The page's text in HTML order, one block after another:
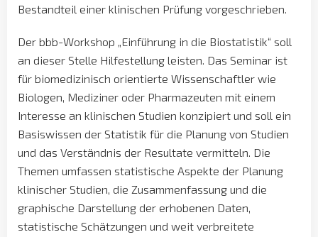
Bestandteil einer klinischen Prüfung vorgeschrieben.
Der bbb-Workshop „Einführung in die Biostatistik“ soll
an dieser Stelle Hilfestellung leisten. Das Seminar ist
für biomedizinisch orientierte Wissenschaftler wie
Biologen, Mediziner oder Pharmazeuten mit einem
Interesse an klinischen Studien konzipiert und soll ein
Basiswissen der Statistik für die Planung von Studien
und das Verständnis der Resultate vermitteln. Die
Themen umfassen statistische Aspekte der Planung
klinischer Studien, die Zusammenfassung und die
graphische Darstellung der erhobenen Daten,
statistische Schätzungen und weit verbreitete